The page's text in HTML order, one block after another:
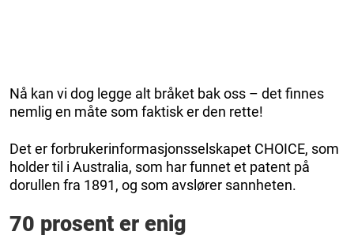
Nå kan vi dog legge alt bråket bak oss – det finnes
nemlig en måte som faktisk er den rette!
Det er forbrukerinformasjonsselskapet CHOICE, som
holder til i Australia, som har funnet et patent på
dorullen fra 1891, og som avslører sannheten.
70 prosent er enig